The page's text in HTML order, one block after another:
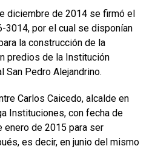
diciembre de 2014 se firmó el
3014, por el cual se disponían
la construcción de la
predios de la Institución
San Pedro Alejandrino.
Carlos Caicedo, alcalde en
Instituciones, con fecha de
de 2015 para ser
es decir, en junio del mismo